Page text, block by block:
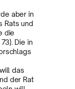
aber in
Rats und
die
73). Die in
das
der Rat